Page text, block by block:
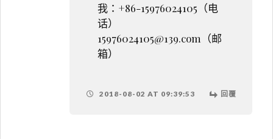
我：+86-15976024105（电
话）
15976024105@139.com （邮
箱）
2018-08-02 AT 09:39:53 回覆